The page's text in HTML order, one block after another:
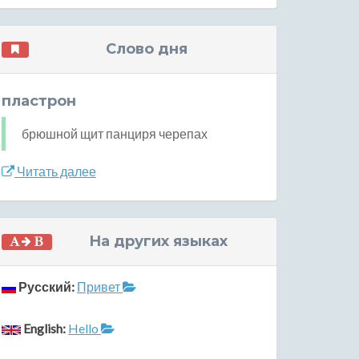
Слово дня
пластрон
брюшной щит панциря черепах
Читать далее
На других языках
Русский: Привет
English: Hello